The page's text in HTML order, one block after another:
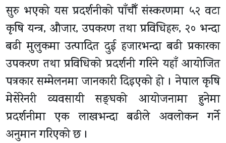
सुरु भएको यस प्रदर्शनीको पाँचौँ संस्करणमा ५२ वटा
कृषि यन्त्र, औजार, उपकरण तथा प्रविधिहरू, २० भन्दा
बढी मुलुकमा उत्पादित दुई हजारभन्दा बढी प्रकारका
उपकरण तथा प्रविधिको प्रदर्शनी गरिने यहाँ आयोजित
पत्रकार सम्मेलनमा जानकारी दिइएको हो । नेपाल कृषि
मेसेरेनरी व्यवसायी सङ्घको आयोजनामा हुनेमा
प्रदर्शनीमा एक लाखभन्दा बढीले अवलोकन गर्ने
अनुमान गरिएको छ ।